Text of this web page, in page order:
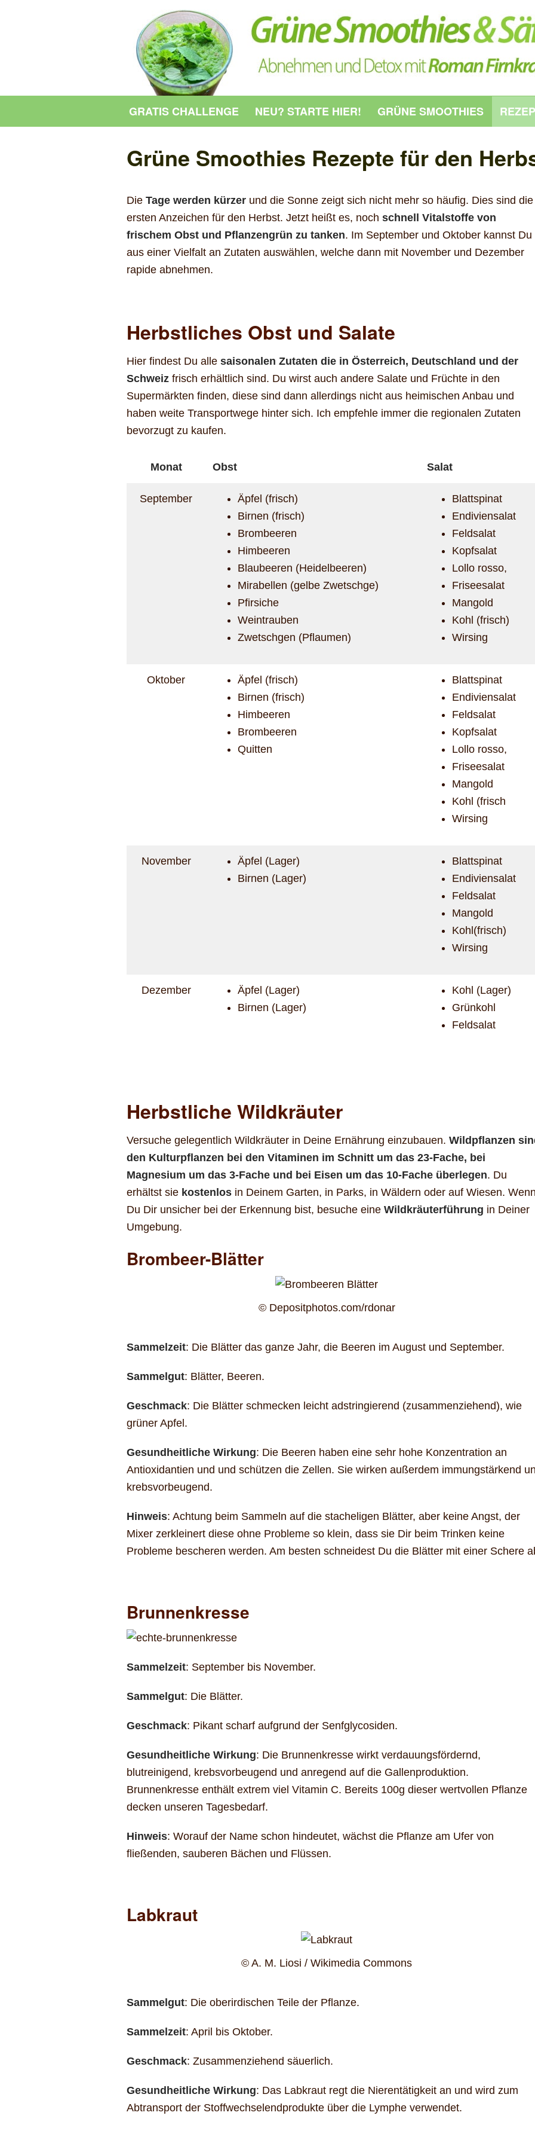
GRATIS CHALLENGE NEU? STARTE HIER! GRÜNE SMOOTHIES
Grüne Smoothies Rezepte für den
Die Tage werden kürzer und die Sonne zeigt sich nicht mehr so häufig. Dies sind die
ersten Anzeichen für den Herbst. Jetzt heißt es, noch schnell Vitalstoffe von
frischem Obst und Pflanzengrün zu tanken. Im September und Oktober kannst Du
aus einer Vielfalt an Zutaten auswählen, welche dann mit November und Dezember
rapide abnehmen.
Herbstliches Obst und Salate
Hier findest Du alle saisonalen Zutaten die in Österreich, Deutschland und der
Schweiz frisch erhältlich sind. Du wirst auch andere Salate und Früchte in den
Supermärkten finden, diese sind dann allerdings nicht aus heimischen Anbau und
haben weite Transportwege hinter sich. Ich empfehle immer die regionalen Zutaten
bevorzugt zu kaufen.
Monat Obst Salat
September
Äpfel (frisch)
Birnen (frisch)
Brombeeren
Himbeeren
Blaubeeren (Heidelbeeren)
Mirabellen (gelbe Zwetschge)
Pfirsiche
Weintrauben
Zwetschgen (Pflaumen)
Blattspinat
Endiviensalat
Feldsalat
Kopfsalat
Lollo rosso,
Friseesalat
Mangold
Kohl (frisch)
Wirsing
Oktober
Äpfel (frisch)
Birnen (frisch)
Himbeeren
Brombeeren
Quitten
Blattspinat
Endiviensalat
Feldsalat
Kopfsalat
Lollo rosso,
Friseesalat
Mangold
Kohl (frisch
Wirsing
November
Äpfel (Lager)
Birnen (Lager)
Blattspinat
Endiviensalat
Feldsalat
Mangold
Kohl(frisch)
Wirsing
Dezember
Äpfel (Lager)
Birnen (Lager)
Kohl (Lager)
Grünkohl
Feldsalat
Herbstliche Wildkräuter
Versuche gelegentlich Wildkräuter in Deine Ernährung einzubauen. Wildpflanzen
den Kulturpflanzen bei den Vitaminen im Schnitt um das 23-Fache, bei
Magnesium um das 3-Fache und bei Eisen um das 10-Fache überlegen. Du
erhältst sie kostenlos in Deinem Garten, in Parks, in Wäldern oder auf Wiesen.
Du Dir unsicher bei der Erkennung bist, besuche eine Wildkräuterführung in Deiner
Umgebung.
Brombeer-Blätter
© Depositphotos.com/rdonar
Sammelzeit: Die Blätter das ganze Jahr, die Beeren im August und September.
Sammelgut: Blätter, Beeren.
Geschmack: Die Blätter schmecken leicht adstringierend (zusammenziehend), wie
grüner Apfel.
Gesundheitliche Wirkung: Die Beeren haben eine sehr hohe Konzentration an
Antioxidantien und und schützen die Zellen. Sie wirken außerdem immungstärkend
krebsvorbeugend.
Hinweis: Achtung beim Sammeln auf die stacheligen Blätter, aber keine Angst, der
Mixer zerkleinert diese ohne Probleme so klein, dass sie Dir beim Trinken keine
Probleme bescheren werden. Am besten schneidest Du die Blätter mit einer Schere
Brunnenkresse
Sammelzeit: September bis November.
Sammelgut: Die Blätter.
Geschmack: Pikant scharf aufgrund der Senfglycosiden.
Gesundheitliche Wirkung: Die Brunnenkresse wirkt verdauungsfördernd,
blutreinigend, krebsvorbeugend und anregend auf die Gallenproduktion.
Brunnenkresse enthält extrem viel Vitamin C. Bereits 100g dieser wertvollen Pflanze
decken unseren Tagesbedarf.
Hinweis: Worauf der Name schon hindeutet, wächst die Pflanze am Ufer von
fließenden, sauberen Bächen und Flüssen.
Labkraut
© A. M. Liosi / Wikimedia Commons
Sammelgut: Die oberirdischen Teile der Pflanze.
Sammelzeit: April bis Oktober.
Geschmack: Zusammenziehend säuerlich.
Gesundheitliche Wirkung: Das Labkraut regt die Nierentätigkeit an und wird zum
Abtransport der Stoffwechselendprodukte über die Lymphe verwendet.